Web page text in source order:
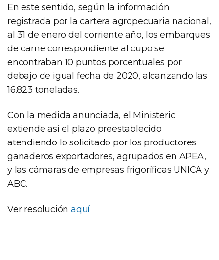
En este sentido, según la información
registrada por la cartera agropecuaria nacional,
al 31 de enero del corriente año, los embarques
de carne correspondiente al cupo se
encontraban 10 puntos porcentuales por
debajo de igual fecha de 2020, alcanzando las
16.823 toneladas.
Con la medida anunciada, el Ministerio
extiende así el plazo preestablecido
atendiendo lo solicitado por los productores
ganaderos exportadores, agrupados en APEA,
y las cámaras de empresas frigoríficas UNICA y
ABC.
Ver resoluciónaquí